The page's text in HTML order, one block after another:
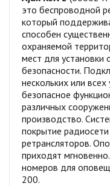
это беспроводной
который
способен
охраняемой
мест для установки
безопасности.
нескольких или
безопасное
различных
производство.
покрытие
ретрансляторов.
приходят
номеров для
200.